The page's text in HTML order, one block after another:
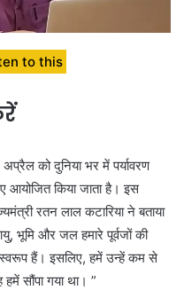
to this
को दुनिया भर में पर्यावरण
आयोजित किया जाता है। इस
रतन लाल कटारिया ने बताया
भूमि और जल हमारे पूर्वजों की
हैं। इसलिए, हमें उन्हें कम से
सौंपा गया था। ”